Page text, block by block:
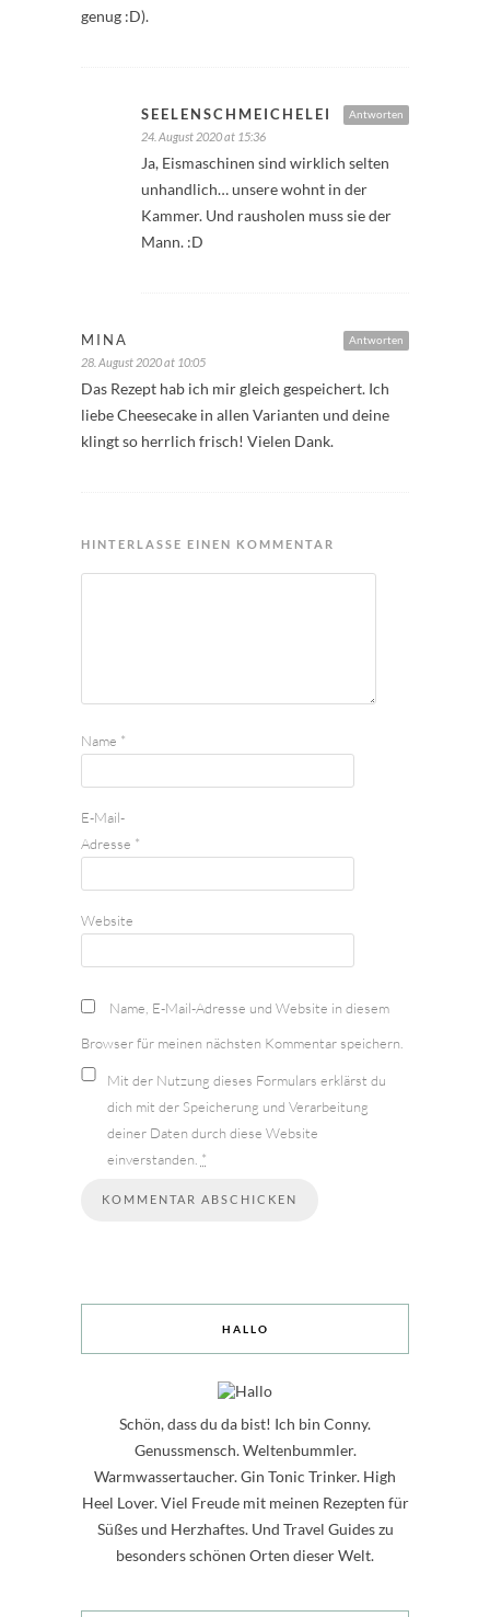
genug :D).
Antworten
SEELENSCHMEICHELEI
24. August 2020 at 15:36
Ja, Eismaschinen sind wirklich selten
unhandlich… unsere wohnt in der
Kammer. Und rausholen muss sie der
Mann. :D
Antworten
MINA
28. August 2020 at 10:05
Das Rezept hab ich mir gleich gespeichert. Ich
liebe Cheesecake in allen Varianten und deine
klingt so herrlich frisch! Vielen Dank.
HINTERLASSE EINEN KOMMENTAR
Name *
E-Mail-
Adresse *
Website
Name, E-Mail-Adresse und Website in diesem
Browser für meinen nächsten Kommentar speichern.
Mit der Nutzung dieses Formulars erklärst du
dich mit der Speicherung und Verarbeitung
deiner Daten durch diese Website
einverstanden. *
HALLO
Schön, dass du da bist! Ich bin Conny.
Genussmensch. Weltenbummler.
Warmwassertaucher. Gin Tonic Trinker. High
Heel Lover. Viel Freude mit meinen Rezepten für
Süßes und Herzhaftes. Und Travel Guides zu
besonders schönen Orten dieser Welt.